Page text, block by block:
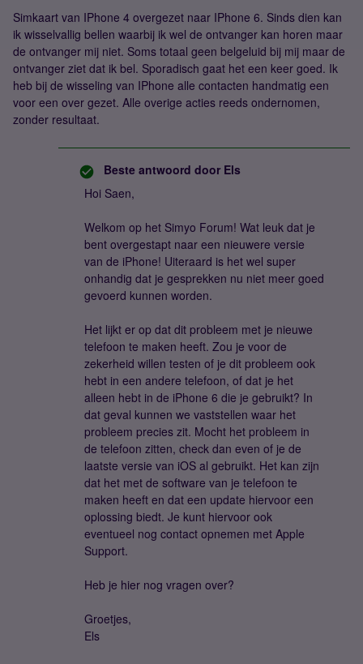
Simkaart van IPhone 4 overgezet naar IPhone 6. Sinds dien kan
ik wisselvallig bellen waarbij ik wel de ontvanger kan horen maar
de ontvanger mij niet. Soms totaal geen belgeluid bij mij maar de
ontvanger ziet dat ik bel. Sporadisch gaat het een keer goed. Ik
heb bij de wisseling van IPhone alle contacten handmatig een
voor een over gezet. Alle overige acties reeds ondernomen,
zonder resultaat.
Beste antwoord door Els
Hoi Saen,
Welkom op het Simyo Forum! Wat leuk dat je
bent overgestapt naar een nieuwere versie
van de iPhone! Uiteraard is het wel super
onhandig dat je gesprekken nu niet meer goed
gevoerd kunnen worden.
Het lijkt er op dat dit probleem met je nieuwe
telefoon te maken heeft. Zou je voor de
zekerheid willen testen of je dit probleem ook
hebt in een andere telefoon, of dat je het
alleen hebt in de iPhone 6 die je gebruikt? In
dat geval kunnen we vaststellen waar het
probleem precies zit. Mocht het probleem in
de telefoon zitten, check dan even of je de
laatste versie van iOS al gebruikt. Het kan zijn
dat het met de software van je telefoon te
maken heeft en dat een update hiervoor een
oplossing biedt. Je kunt hiervoor ook
eventueel nog contact opnemen met Apple
Support.
Heb je hier nog vragen over?
Groetjes,
Els